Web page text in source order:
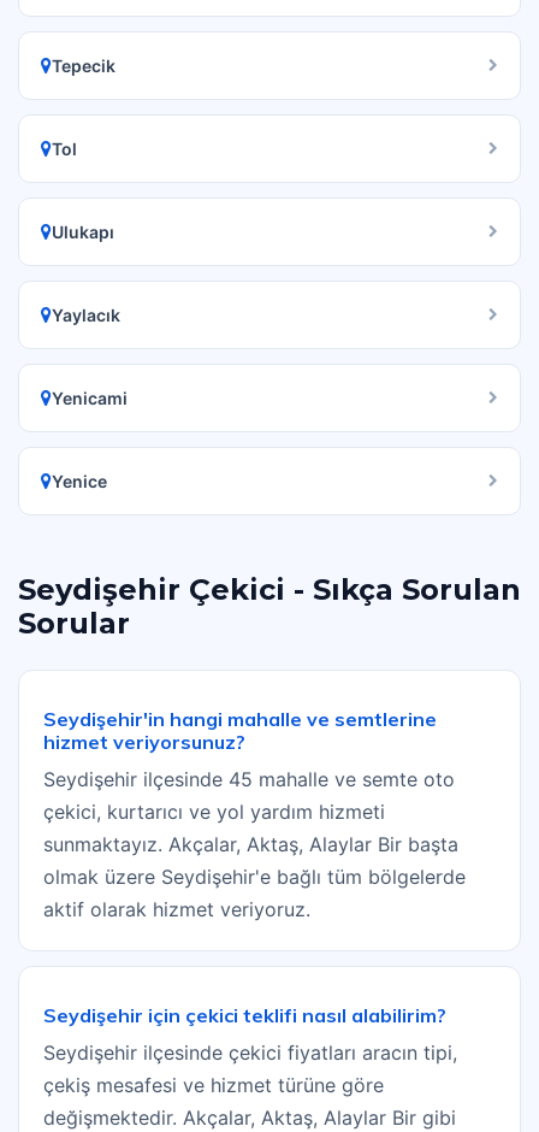
Tepecik
Tol
Ulukapı
Yaylacık
Yenicami
Yenice
Seydişehir Çekici - Sıkça Sorulan
Sorular
Seydişehir'in hangi mahalle ve semtlerine
hizmet veriyorsunuz?
Seydişehir ilçesinde 45 mahalle ve semte oto
çekici, kurtarıcı ve yol yardım hizmeti
sunmaktayız. Akçalar, Aktaş, Alaylar Bir başta
olmak üzere Seydişehir'e bağlı tüm bölgelerde
aktif olarak hizmet veriyoruz.
Seydişehir için çekici teklifi nasıl alabilirim?
Seydişehir ilçesinde çekici fiyatları aracın tipi,
çekiş mesafesi ve hizmet türüne göre
değişmektedir. Akçalar, Aktaş, Alaylar Bir gibi